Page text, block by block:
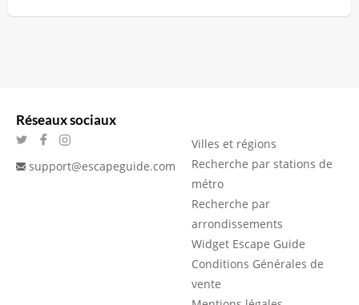
Réseaux sociaux
support@escapeguide.com
Villes et régions
Recherche par stations de
métro
Recherche par
arrondissements
Widget Escape Guide
Conditions Générales de
vente